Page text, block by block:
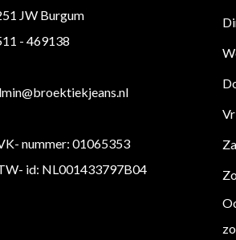
JW Burgum
- 469138
nummer: 01065353
id: NL001433797B04